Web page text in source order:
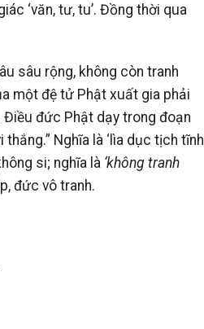
‘văn, tư, tu’. Đồng thời qua
sâu rộng, không còn tranh
một đệ tử Phật xuất gia phải
Điều đức Phật dạy trong đoạn
Nghĩa là ‘lìa dục tịch tĩnh
si; nghĩa là ‘không tranh
đức vô tranh.